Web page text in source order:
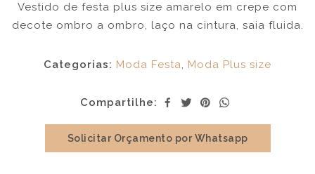
Vestido de festa plus size amarelo em crepe com
decote ombro a ombro, laço na cintura, saia fluida.
Categorias: Moda Festa, Moda Plus size
Compartilhe:
Solicitar Orçamento por Whatsapp